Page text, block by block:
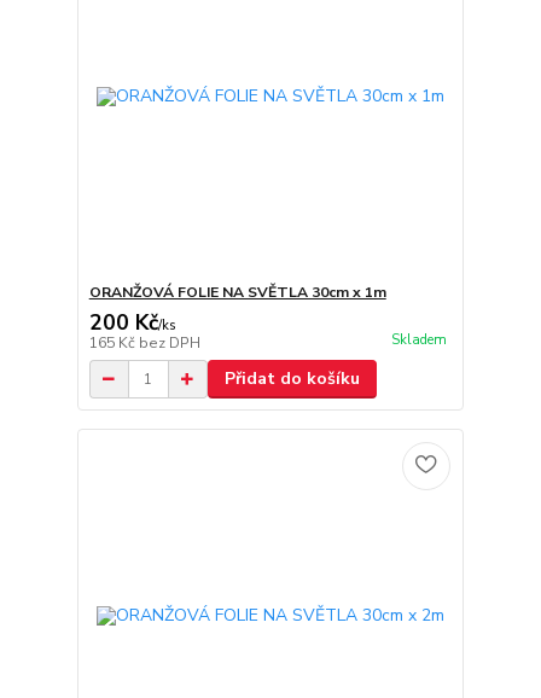
ORANŽOVÁ FOLIE NA SVĚTLA 30cm x 1m
200 Kč/ks
165 Kč bez DPH Skladem
Přidat do košíku